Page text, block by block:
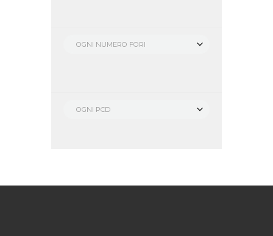
OGNI NUMERO FORI
OGNI PCD